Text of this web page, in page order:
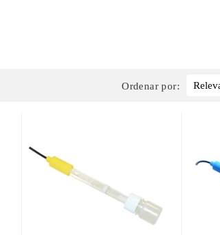
Ordenar por: